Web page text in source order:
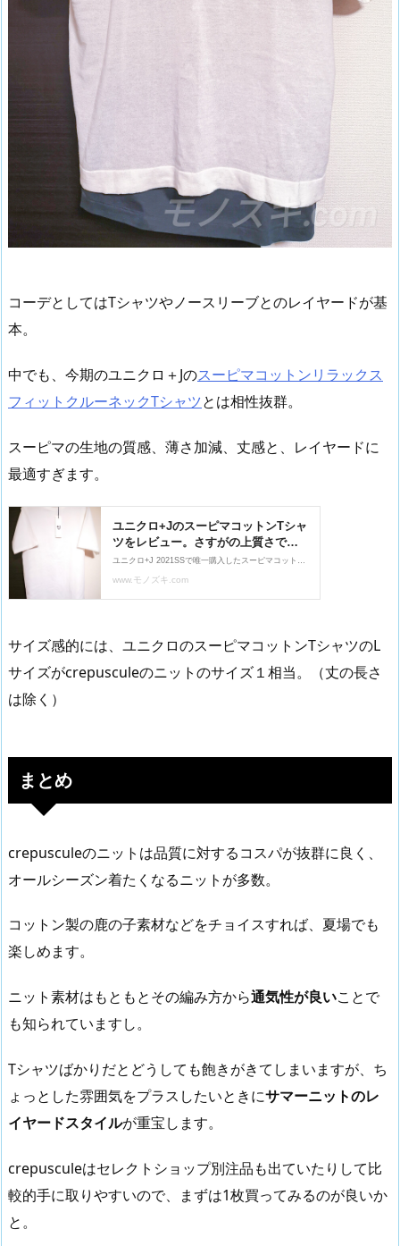
コーデとしてはTシャツやノースリーブとのレイヤードが基
本。
中でも、今期のユニクロ＋Jのスーピマコットンリラックス
フィットクルーネックTシャツとは相性抜群。
スーピマの生地の質感、薄さ加減、丈感と、レイヤードに
最適すぎます。
サイズ感的には、ユニクロのスーピマコットンTシャツのL
サイズがcrepusculeのニットのサイズ１相当。（丈の長さ
は除く）
まとめ
crepusculeのニットは品質に対するコスパが抜群に良く、
オールシーズン着たくなるニットが多数。
コットン製の鹿の子素材などをチョイスすれば、夏場でも
楽しめます。
ニット素材はもともとその編み方から通気性が良いことで
も知られていますし。
Tシャツばかりだとどうしても飽きがきてしまいますが、ち
ょっとした雰囲気をプラスしたいときにサマーニットのレ
イヤードスタイルが重宝します。
crepusculeはセレクトショップ別注品も出ていたりして比
較的手に取りやすいので、まずは1枚買ってみるのが良いか
と。